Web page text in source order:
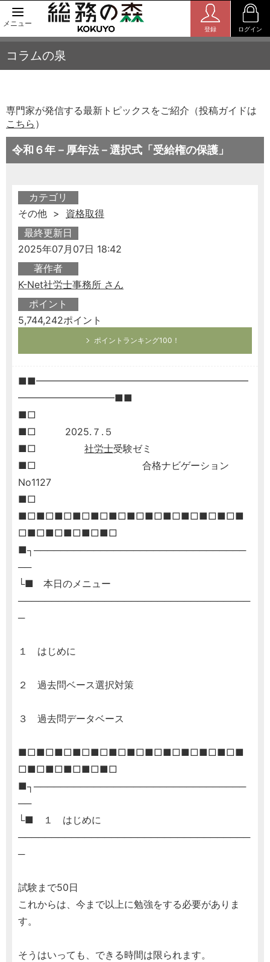
メニュー
登録 ログイン
コラムの泉
専門家が発信する最新トピックスをご紹介（投稿ガイドは
こちら ）
令和６年－厚年法－選択式「受給権の保護」
カテゴリ
その他 > 資格取得
最終更新日
2025年07月07日 18:42
著作者
K-Net社労士事務所 さん
ポイント
5,744,242ポイント
ポイントランキング100！
■■━━━━━━━━━━━━━━━━━━━━━━
━━━━━━━━━━■■
■□
■□ 2025.７.５
■□ 社労士受験ゼミ
■□ 合格ナビゲーション
No1127
■□
■□■□■□■□■□■□■□■□■□■□■□■□■
□■□■□■□■□■□
■┐────────────────────────────────
──
└■ 本日のメニュー
───────────────────────────────────
─
１ はじめに
２ 過去問ベース選択対策
３ 過去問データベース
■□■□■□■□■□■□■□■□■□■□■□■□■
□■□■□■□■□■□
■┐────────────────────────────────
──
└■ １ はじめに
───────────────────────────────────
─
試験まで50日
これからは、今まで以上に勉強をする必要がありま
す。
そうはいっても、できる時間は限られます。